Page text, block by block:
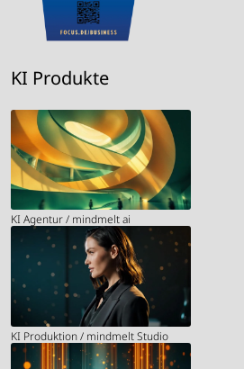
KI Produkte
KI Agentur / mindmelt ai
KI Produktion / mindmelt Studio